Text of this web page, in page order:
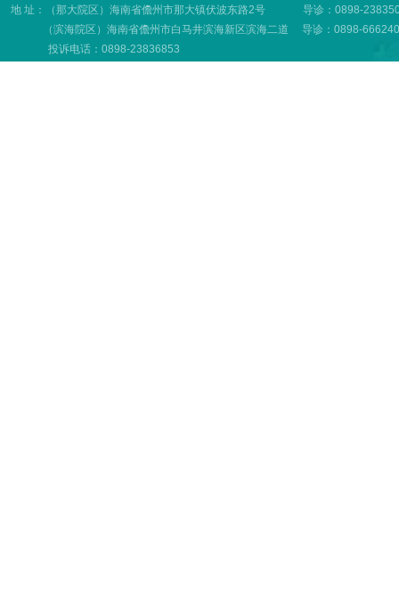
地 址：（那大院区）海南省儋州市那大镇伏波东路2号 导诊：0898-
（滨海院区）海南省儋州市白马井滨海新区滨海二道 导诊：0898-
投诉电话：0898-23836853